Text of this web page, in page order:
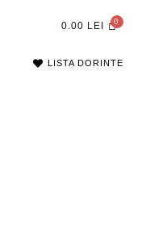
0.00 LEI
LISTA DORINTE